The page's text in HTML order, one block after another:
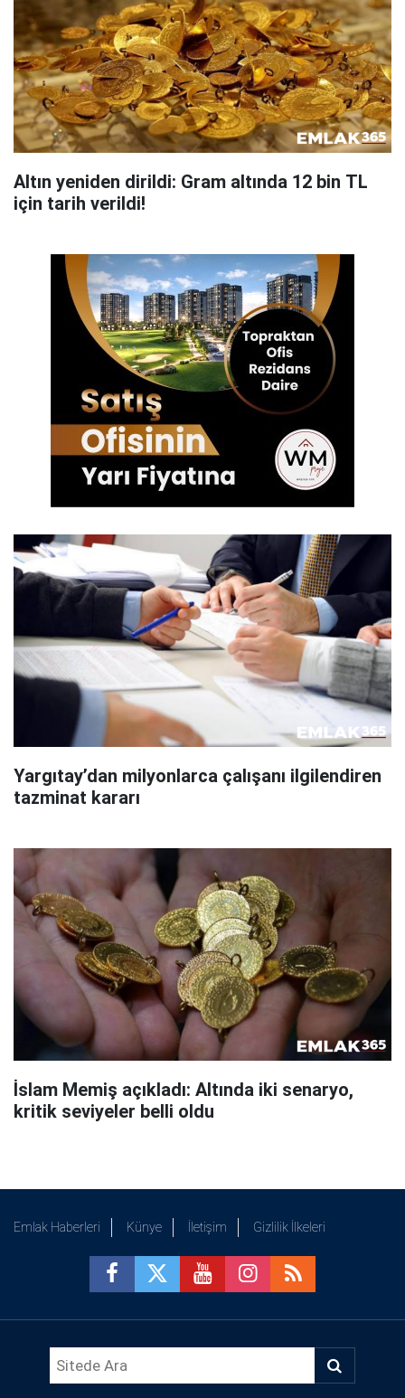
Altın yeniden dirildi: Gram altında 12 bin TL
için tarih verildi!
Yargıtay’dan milyonlarca çalışanı ilgilendiren
tazminat kararı
İslam Memiş açıkladı: Altında iki senaryo,
kritik seviyeler belli oldu
Emlak Haberleri Künye İletişim Gizlilik İlkeleri